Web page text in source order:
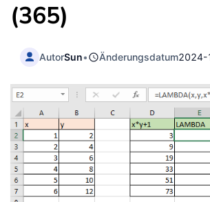
(365)
AutorSun• Änderungsdatum2024-